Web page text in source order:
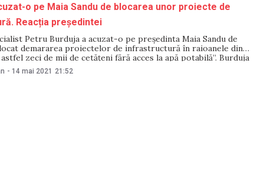
o pe Maia Sandu de blocarea unor proiecte de
Reacția președintei
Petru Burduja a acuzat-o pe președinta Maia Sandu de
demararea proiectelor de infrastructură în raioanele din
zeci de mii de cetățeni fără acces la apă potabilă”. Burduja
Sandu nu a promulgat o lege, care oferă
- 14 mai 2021 21:52